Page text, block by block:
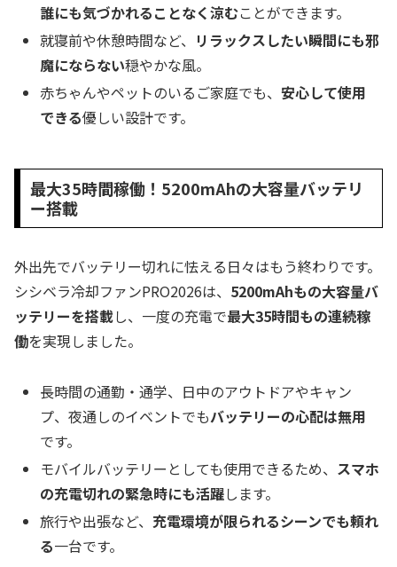
誰にも気づかれることなく涼むことができます。
就寝前や休憩時間など、 リラックスしたい瞬間にも邪
魔にならない穏やかな風。
赤ちゃんやペットのいるご家庭でも、安心して使用
できる優しい設計です。
最大35時間稼働！5200mAhの大容量バッテリ
ー搭載
外出先でバッテリー切れに怯える日々はもう終わりです。
シシベラ冷却ファンPRO2026は、 5200mAhもの大容量バ
ッテリーを搭載し、一度の充電で最大35時間もの連続稼
働を実現しました。
長時間の通勤・通学、日中のアウトドアやキャン
プ、夜通しのイベントでもバッテリーの心配は無用
です。
モバイルバッテリーとしても使用できるため、 スマホ
の充電切れの緊急時にも活躍します。
旅行や出張など、充電環境が限られるシーンでも頼れ
る一台です。